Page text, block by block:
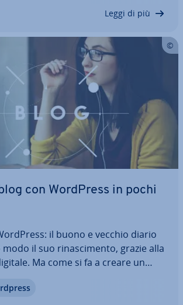
Leggi di più
con WordPress in pochi
il buono e vecchio diario
il suo ri­na­sci­men­to, grazie alla
Ma come si fa a creare un
dominio scegliere? Di quali dettagli